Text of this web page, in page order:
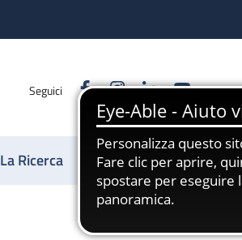
Seguici FacebookInstagram
LinkedinYouTube
La Ricerca Sostienici